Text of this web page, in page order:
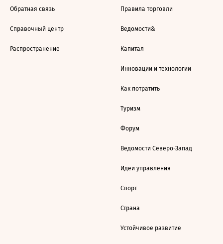
Обратная связь
Справочный центр
Распространение
Правила торговли
Ведомости&
Капитал
Инновации и технологии
Как потратить
Туризм
Форум
Ведомости Северо-Запад
Идеи управления
Спорт
Страна
Устойчивое развитие